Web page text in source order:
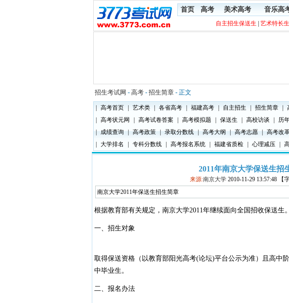
首页 高考 美术高考 音乐高
自主招生保送生 艺术特长生
招生考试网 - 高考 - 招生简章 - 正文
高考首页 艺术类 各省高考 福建高考 自主招生 招生简章
高考状元网 高考试卷答案 高考模拟题 保送生 高校访谈 历
成绩查询 高考政策 录取分数线 高考大纲 高考志愿 高考改
大学排名 专科分数线 高考报名系统 福建省质检 心理减压
2011年南京大学保送生招
来源:南京大学 2010-11-29 13:57:48 【
南京大学2011年保送生招生简章
根据教育部有关规定，南京大学2011年继续面向全国招收保送生
一、招生对象
取得保送资格（以教育部阳光高考(论坛)平台公示为准）且高中
中毕业生。
二、报名办法